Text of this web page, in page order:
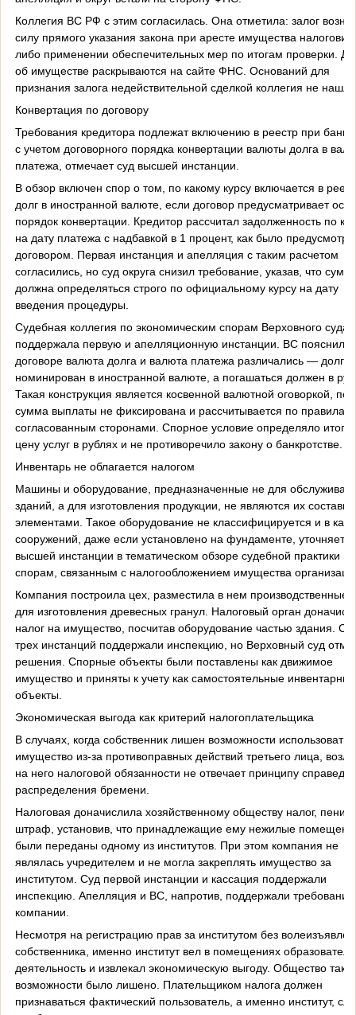
Коллегия ВС РФ с этим согласилась. Она отметила: залог
силу прямого указания закона при аресте имущества
либо применении обеспечительных мер по итогам проверки.
об имуществе раскрываются на сайте ФНС. Оснований для
признания залога недействительной сделкой коллегия не
Конвертация по договору
Требования кредитора подлежат включению в реестр при
с учетом договорного порядка конвертации валюты долга в
платежа, отмечает суд высшей инстанции.
В обзор включен спор о том, по какому курсу включается в
долг в иностранной валюте, если договор предусматривает
порядок конвертации. Кредитор рассчитал задолженность по
на дату платежа с надбавкой в 1 процент, как было
договором. Первая инстанция и апелляция с таким расчетом
согласились, но суд округа снизил требование, указав, что
должна определяться строго по официальному курсу на дату
введения процедуры.
Судебная коллегия по экономическим спорам Верховного суда
поддержала первую и апелляционную инстанции. ВС пояснил,
договоре валюта долга и валюта платежа различались — долг
номинирован в иностранной валюте, а погашаться должен в
Такая конструкция является косвенной валютной оговоркой,
сумма выплаты не фиксирована и рассчитывается по правилам,
согласованным сторонами. Спорное условие определяло
цену услуг в рублях и не противоречило закону о банкротстве.
Инвентарь не облагается налогом
Машины и оборудование, предназначенные не для
зданий, а для изготовления продукции, не являются их
элементами. Такое оборудование не классифицируется и в
сооружений, даже если установлено на фундаменте, уточняет
высшей инстанции в тематическом обзоре судебной практики по
спорам, связанным с налогообложением имущества
Компания построила цех, разместила в нем производственные
для изготовления древесных гранул. Налоговый орган
налог на имущество, посчитав оборудование частью здания.
трех инстанций поддержали инспекцию, но Верховный суд
решения. Спорные объекты были поставлены как движимое
имущество и приняты к учету как самостоятельные инвентарные
объекты.
Экономическая выгода как критерий налогоплательщика
В случаях, когда собственник лишен возможности использовать
имущество из-за противоправных действий третьего лица,
на него налоговой обязанности не отвечает принципу
распределения бремени.
Налоговая доначислила хозяйственному обществу налог, пени и
штраф, установив, что принадлежащие ему нежилые
были переданы одному из институтов. При этом компания не
являлась учредителем и не могла закреплять имущество за
институтом. Суд первой инстанции и кассация поддержали
инспекцию. Апелляция и ВС, напротив, поддержали требования
компании.
Несмотря на регистрацию прав за институтом без
собственника, именно институт вел в помещениях
деятельность и извлекал экономическую выгоду. Общество
возможности было лишено. Плательщиком налога должен
признаваться фактический пользователь, а именно институт,